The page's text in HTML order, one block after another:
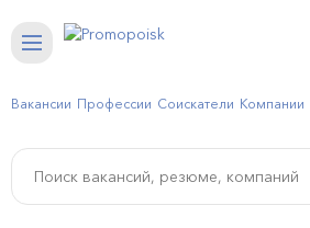
Вакансии Профессии Соискатели Компании